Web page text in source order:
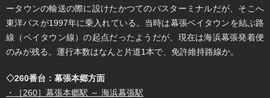
ータウンの輸送の際に設けたかつてのバスターミナルだが、そこへ
東洋バスが1997年に乗入れている。当時は幕張ベイタウンを結ぶ路
線（ベイタウン線）の起点だったようだが、現在は海浜幕張発着便
のみが残る。運行本数はなんと片道1本で、免許維持路線か。
◇260番台：幕張本郷方面
・［260］幕張本郷駅 ～ 海浜幕張駅